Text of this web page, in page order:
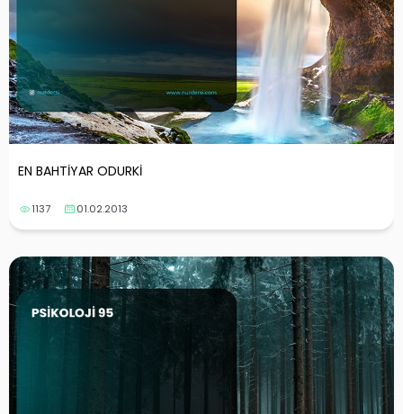
EN BAHTİYAR ODURKİ
1137 01.02.2013